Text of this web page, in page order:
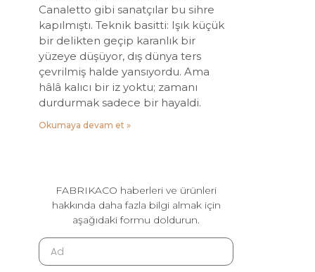
Canaletto gibi sanatçılar bu sihre
kapılmıştı. Teknik basitti: Işık küçük
bir delikten geçip karanlık bir
yüzeye düşüyor, dış dünya ters
çevrilmiş halde yansıyordu. Ama
hâlâ kalıcı bir iz yoktu; zamanı
durdurmak sadece bir hayaldi.
Okumaya devam et »
FABRIKACO haberleri ve ürünleri
hakkında daha fazla bilgi almak için
aşağıdaki formu doldurun.